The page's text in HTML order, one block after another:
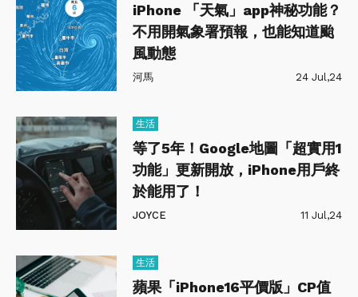
iPhone 「天氣」app神秘功能？
不用開氣象署預報，也能知道颱
風動態
河馬 24 Jul,24
生活
等了5年！Google地圖「超實用1
功能」更新開放，iPhone用戶終
於能用了！
JOYCE 11 Jul,24
生活
蘋果「iPhone16平價版」CP值